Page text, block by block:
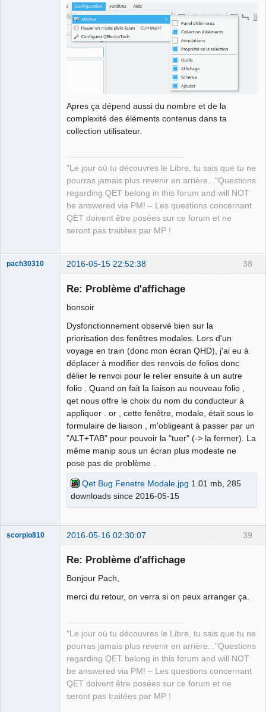
Apres ça dépend aussi du nombre et de la
complexité des éléments contenus dans ta
collection utilisateur.
"Le jour où tu découvres le Libre, tu sais que tu ne
pourras jamais plus revenir en arrière..."Questions
regarding QET belong in this forum and will NOT
be answered via PM! – Les questions concernant
QET doivent être posées sur ce forum et ne
seront pas traitées par MP !
38
pach30310 2016-05-15 22:52:38
Re: Problème d'affichage
bonsoir
Dysfonctionnement observé bien sur la
priorisation des fenêtres modales. Lors d'un
voyage en train (donc mon écran QHD), j'ai eu à
déplacer à modifier des renvois de folios donc
délier le renvoi pour le relier ensuite à un autre
folio . Quand on fait la liaison au nouveau folio ,
qet nous offre le choix du nom du conducteur à
appliquer . or , cette fenêtre, modale, était sous le
formulaire de liaison , m'obligeant à passer par un
"ALT+TAB" pour pouvoir la "tuer" (-> la fermer). La
même manip sous un écran plus modeste ne
pose pas de problème .
Qet Bug Fenetre Modale.jpg 1.01 mb, 285
downloads since 2016-05-15
39
scorpio810 2016-05-16 02:30:07
Re: Problème d'affichage
Bonjour Pach,
merci du retour, on verra si on peux arranger ça.
"Le jour où tu découvres le Libre, tu sais que tu ne
pourras jamais plus revenir en arrière..."Questions
regarding QET belong in this forum and will NOT
be answered via PM! – Les questions concernant
QET doivent être posées sur ce forum et ne
seront pas traitées par MP !